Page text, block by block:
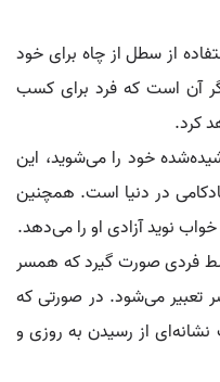
از سطل از چاه برای خود
آن است که فرد برای کسب
کرد.
خود را می‌شوید، این
در دنیا است. همچنین
خواب نوید آزادی او را می‌دهد.
فردی صورت گیرد که همسر
تعبیر می‌شود. در صورتی که
از رسیدن به روزی و